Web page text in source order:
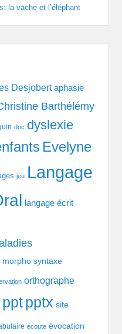
la vache et l’éléphant
Desjobert aphasie
Barthélémy
doc dyslexie
Evelyne
jeu Langage
langage écrit
morpho syntaxe
orthographe
pptpptx site
écoute évocation